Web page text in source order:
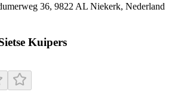
36, 9822 AL Niekerk, Nederland
Kuipers